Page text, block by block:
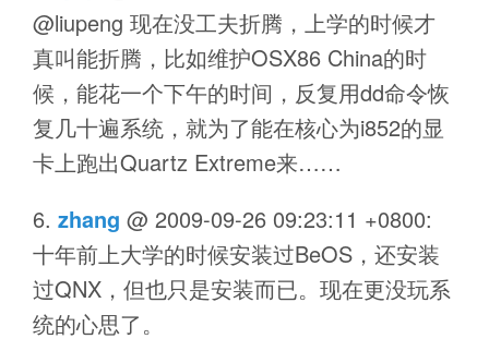
@liupeng 现在没工夫折腾，上学的时候才
真叫能折腾，比如维护OSX86 China的时
候，能花一个下午的时间，反复用dd命令恢
复几十遍系统，就为了能在核心为i852的显
卡上跑出Quartz Extreme来……
zhang @ 2009-09-26 09:23:11 +0800:
十年前上大学的时候安装过BeOS，还安装
过QNX，但也只是安装而已。现在更没玩系
统的心思了。